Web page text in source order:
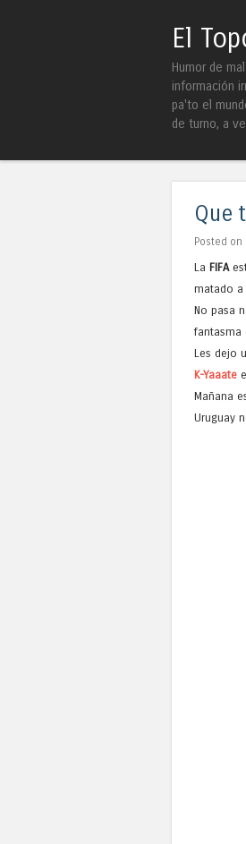
El
Humor de
información
pa'to el
de turno, a
Que
Posted on
La FIFA
matado a
No pasa
fantasma
Les dejo
K-Yaaate
Mañana
Uruguay